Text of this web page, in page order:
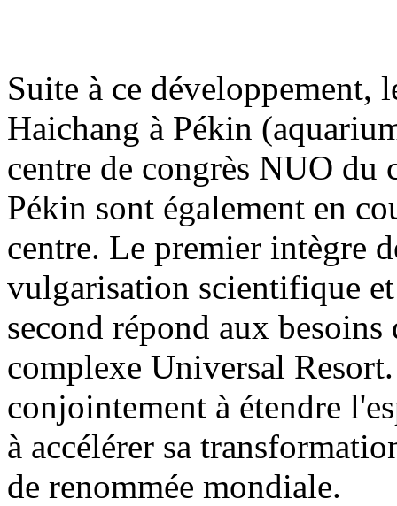
Suite à ce développement,
Haichang à Pékin
centre de congrès NUO du
Pékin sont également en
centre. Le premier intègre
vulgarisation scientifique
second répond aux
complexe Universal
conjointement à étendre
à accélérer sa
de renommée mondiale.